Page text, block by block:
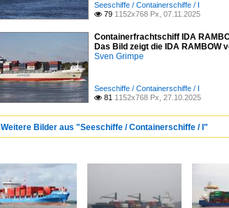
Seeschiffe / Containerschiffe / I
 79 1152x768 Px, 07.11.2025
Containerfrachtschiff IDA
Das Bild zeigt die IDA RAMBOW
Sven Grimpe
Seeschiffe / Containerschiffe / I
 81 1152x768 Px, 27.10.2025
Weitere Bilder aus "Seeschiffe / Containerschiffe / I"